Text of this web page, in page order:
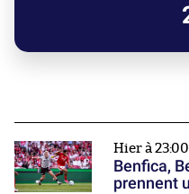
Hier à 23:00
Benfica,
prennent